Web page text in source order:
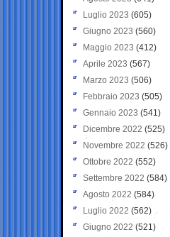
Luglio 2023 (605)
Giugno 2023 (560)
Maggio 2023 (412)
Aprile 2023 (567)
Marzo 2023 (506)
Febbraio 2023 (505)
Gennaio 2023 (541)
Dicembre 2022 (525)
Novembre 2022 (526)
Ottobre 2022 (552)
Settembre 2022 (584)
Agosto 2022 (584)
Luglio 2022 (562)
Giugno 2022 (521)